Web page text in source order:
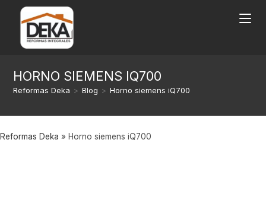
HORNO SIEMENS IQ700
Reformas Deka > Blog > Horno siemens iQ700
Reformas Deka » Horno siemens iQ700